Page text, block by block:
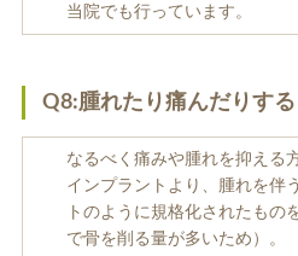
当院でも行っています。
Q8:腫れたり痛んだりす
なるべく痛みや腫れを抑える
インプラントより、腫れを伴
トのように規格化されたもの
で骨を削る量が多いため）。